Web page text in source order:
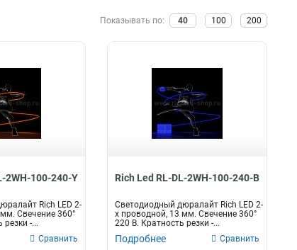
Показывать по: 40 100 200
2WH-100-240-Y
Rich LED 2-
Свечение 360°
резки -...
Сравнить
Rich Led RL-DL-2WH-100-240-B
Светодиодный дюралайт Rich LED 2-
х проводной, 13 мм. Свечение 360°
220 В. Кратность резки -...
Подробнее Сравнить